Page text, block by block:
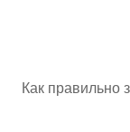
Как правильно